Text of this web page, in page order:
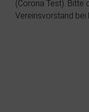
(Corona Test). Bitte
Vereinsvorstand bei